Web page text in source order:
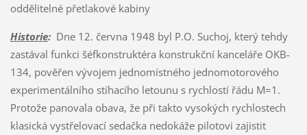
oddělitelné přetlakové kabiny
Historie:Dne 12. června 1948 byl P.O. Suchoj, který tehdy
zastával funkci šéfkonstruktéra konstrukční kanceláře OKB-
134, pověřen vývojem jednomístného jednomotorového
experimentálního stíhacího letounu s rychlostí řádu M=1.
Protože panovala obava, že při takto vysokých rychlostech
klasická vystřelovací sedačka nedokáže pilotovi zajistit